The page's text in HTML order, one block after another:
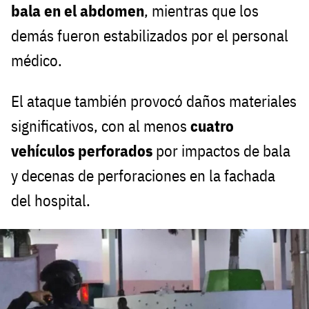
bala en el abdomen, mientras que los
demás fueron estabilizados por el personal
médico.
El ataque también provocó daños materiales
significativos, con al menos cuatro
vehículos perforados por impactos de bala
y decenas de perforaciones en la fachada
del hospital.